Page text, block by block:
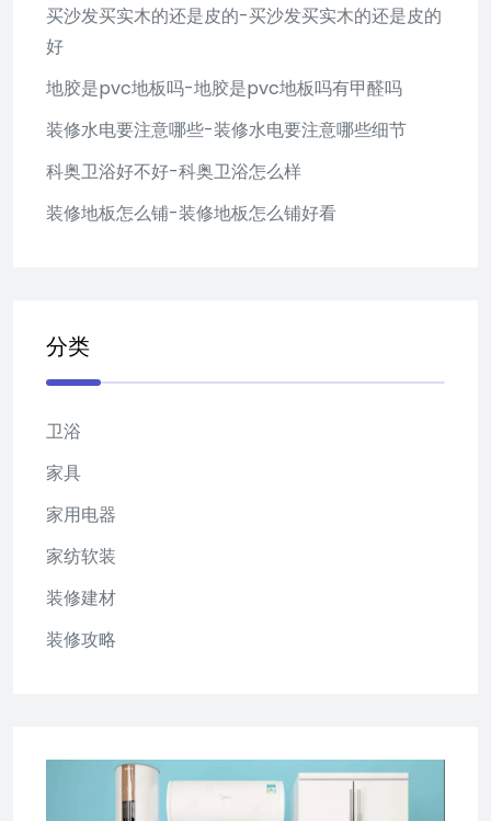
买沙发买实木的还是皮的-买沙发买实木的还是皮的
好
地胶是pvc地板吗-地胶是pvc地板吗有甲醛吗
装修水电要注意哪些-装修水电要注意哪些细节
科奥卫浴好不好-科奥卫浴怎么样
装修地板怎么铺-装修地板怎么铺好看
分类
卫浴
家具
家用电器
家纺软装
装修建材
装修攻略